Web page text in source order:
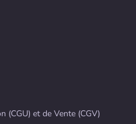
(CGU) et de Vente (CGV)